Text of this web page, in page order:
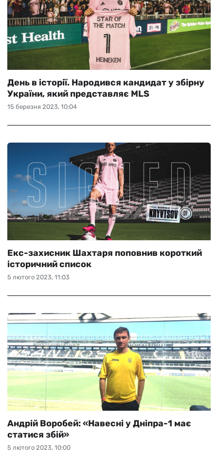
15 березня 2023, 10:04
День в історії. Народився кандидат у збірну
України, який представляє MLS
5 лютого 2023, 11:03
Екс-захисник Шахтаря поповнив короткий
історичний список
5 лютого 2023, 10:00
Андрій Воробей: «Навесні у Дніпра-1 має
статися збій»